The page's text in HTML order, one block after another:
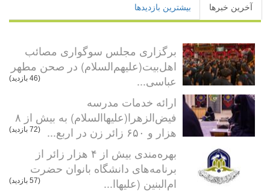
آخرین خبرها بیشترین بازدیدها
برگزاری مجلس سوگواری مصائب
اهل‌بیت(علیهم‌السلام) در صحن مطهر
عباسی...
(46 بازدید)
ارائه خدمات مدرسه
فیض‌الزهرا(علیهاالسلام) به بیش از ۸
هزار و ۶۵۰ زائر زن در اربع...
(72 بازدید)
بهره‌مندی بیش از ۴ هزار زائر از
برنامه‌های دانشگاه بانوان حضرت
ام‌البنین (علیهاا...
(57 بازدید)